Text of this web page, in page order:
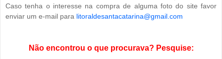
Caso tenha o interesse na compra de alguma foto do site favor
enviar um e-mail para litoraldesantacatarina@gmail.com
Não encontrou o que procurava? Pesquise: